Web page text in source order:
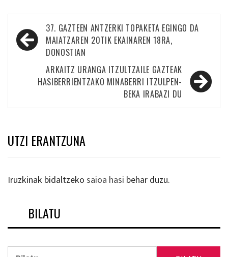
Bidalketetan
zehar
nabigatu
37. GAZTEEN ANTZERKI TOPAKETA EGINGO DA
MAIATZAREN 20TIK EKAINAREN 18RA,
DONOSTIAN
ARKAITZ URANGA ITZULTZAILE GAZTEAK
HASIBERRIENTZAKO MINABERRI ITZULPEN-
BEKA IRABAZI DU
UTZI ERANTZUNA
Iruzkinak bidaltzeko saioa hasi behar duzu.
BILATU